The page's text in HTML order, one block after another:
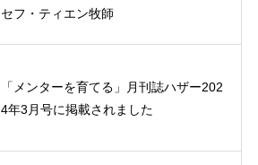
セフ・ティエン牧師
「メンターを育てる」月刊誌ハザー202
4年3月号に掲載されました